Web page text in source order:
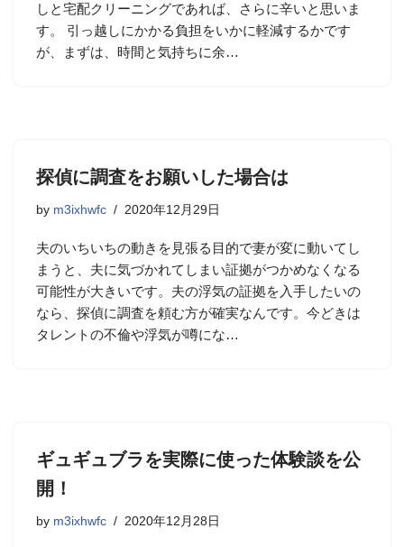
しと宅配クリーニングであれば、さらに辛いと思いま
す。 引っ越しにかかる負担をいかに軽減するかです
が、まずは、時間と気持ちに余…
探偵に調査をお願いした場合は
by m3ixhwfc 2020年12月29日
夫のいちいちの動きを見張る目的で妻が変に動いてし
まうと、夫に気づかれてしまい証拠がつかめなくなる
可能性が大きいです。夫の浮気の証拠を入手したいの
なら、探偵に調査を頼む方が確実なんです。今どきは
タレントの不倫や浮気が噂にな…
ギュギュブラを実際に使った体験談を公
開！
by m3ixhwfc 2020年12月28日